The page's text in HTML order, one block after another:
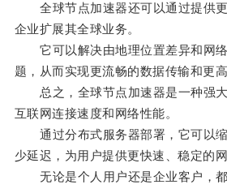
全球节点加速器还可以通过提供更
企业扩展其全球业务。
它可以解决由地理位置差异和网络
题，从而实现更流畅的数据传输和更
总之，全球节点加速器是一种强大
互联网连接速度和网络性能。
通过分布式服务器部署，它可以缩
少延迟，为用户提供更快速、稳定的网
无论是个人用户还是企业客户，都